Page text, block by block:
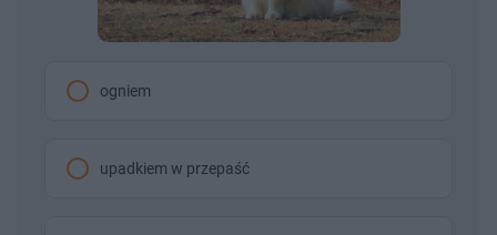
ogniem
upadkiem w przepaść